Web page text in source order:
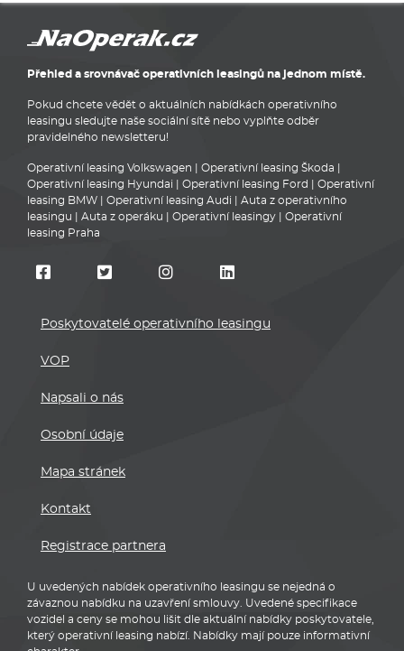
Přehled a srovnávač operativních leasingů na jednom místě.
Pokud chcete vědět o aktuálních nabídkách operativního
leasingu sledujte naše sociální sítě nebo vyplňte odběr
pravidelného newsletteru!
Operativní leasing Volkswagen Operativní leasing Škoda
Operativní leasing Hyundai
Operativní leasing Ford
Operativní
leasing BMW
Operativní leasing Audi
Auta z operativního
leasingu
Auta z operáku Operativní leasingy
Operativní
leasing Praha
Poskytovatelé operativního leasingu
VOP
Napsali o nás
Osobní údaje
Mapa stránek
Kontakt
Registrace partnera
U uvedených nabídek operativního leasingu se nejedná o
závaznou nabídku na uzavření smlouvy. Uvedené specifikace
vozidel a ceny se mohou lišit dle aktuální nabídky poskytovatele,
který operativní leasing nabízí. Nabídky mají pouze informativní